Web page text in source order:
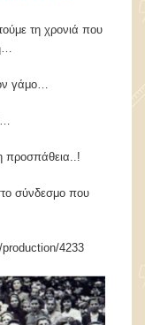
τη χρονιά που
γάμο…
προσπάθεια..!
σύνδεσμο που
4233